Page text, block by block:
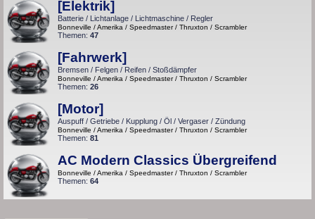
[Elektrik]
Batterie / Lichtanlage / Lichtmaschine / Regler
Bonneville / Amerika / Speedmaster / Thruxton / Scrambler
Themen: 47
[Fahrwerk]
Bremsen / Felgen / Reifen / Stoßdämpfer
Bonneville / Amerika / Speedmaster / Thruxton / Scrambler
Themen: 26
[Motor]
Auspuff / Getriebe / Kupplung / Öl / Vergaser / Zündung
Bonneville / Amerika / Speedmaster / Thruxton / Scrambler
Themen: 81
AC Modern Classics Übergreifend
Bonneville / Amerika / Speedmaster / Thruxton / Scrambler
Themen: 64